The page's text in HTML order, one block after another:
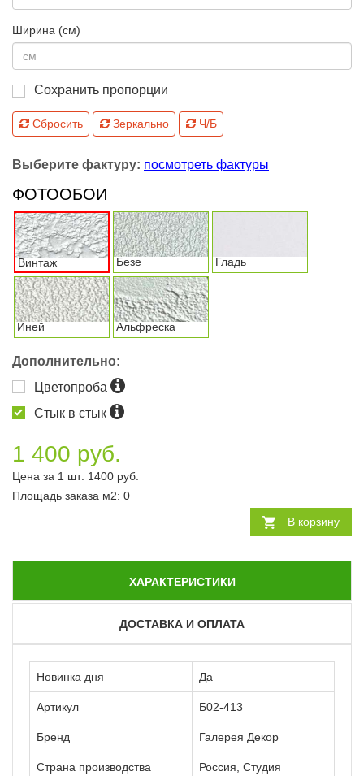
Ширина (см)
Сохранить пропорции
Сбросить Зеркально Ч/Б
Выберите фактуру: посмотреть фактуры
ФОТООБОИ
Винтаж Безе Гладь
Иней Альфреска
Дополнительно:
Цветопроба
Стык в стык
1 400 руб.
Цена за 1 шт: 1400 руб.
Площадь заказа м2: 0
В корзину
ХАРАКТЕРИСТИКИ
ДОСТАВКА И ОПЛАТА
Новинка дня Да
Артикул Б02-413
Бренд Галерея Декор
Страна производства
Россия, Студия